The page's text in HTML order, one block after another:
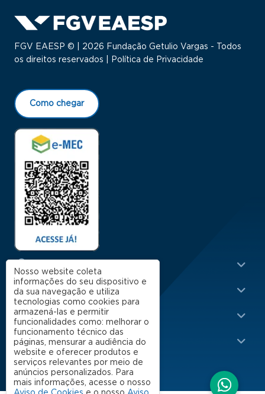
FGV EAESP © | 2026 Fundação Getulio Vargas - Todos
os direitos reservados |
Política de Privacidade
Como chegar
Menu Rodapé 1
Escola
Rodapé 2
Apoio
Impacto
Nosso website coleta
informações do seu dispositivo e
da sua navegação e utiliza
tecnologias como cookies para
armazená-las e permitir
funcionalidades como: melhorar o
funcionamento técnico das
páginas, mensurar a audiência do
website e oferecer produtos e
serviços relevantes por meio de
anúncios personalizados. Para
mais informações, acesse o nosso